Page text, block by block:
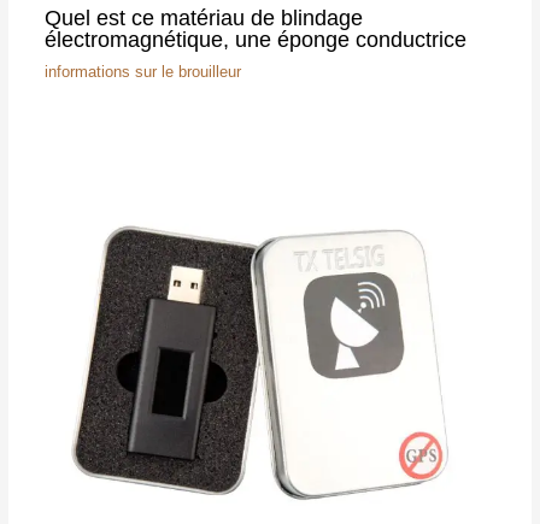
Quel est ce matériau de blindage
électromagnétique, une éponge conductrice
informations sur le brouilleur